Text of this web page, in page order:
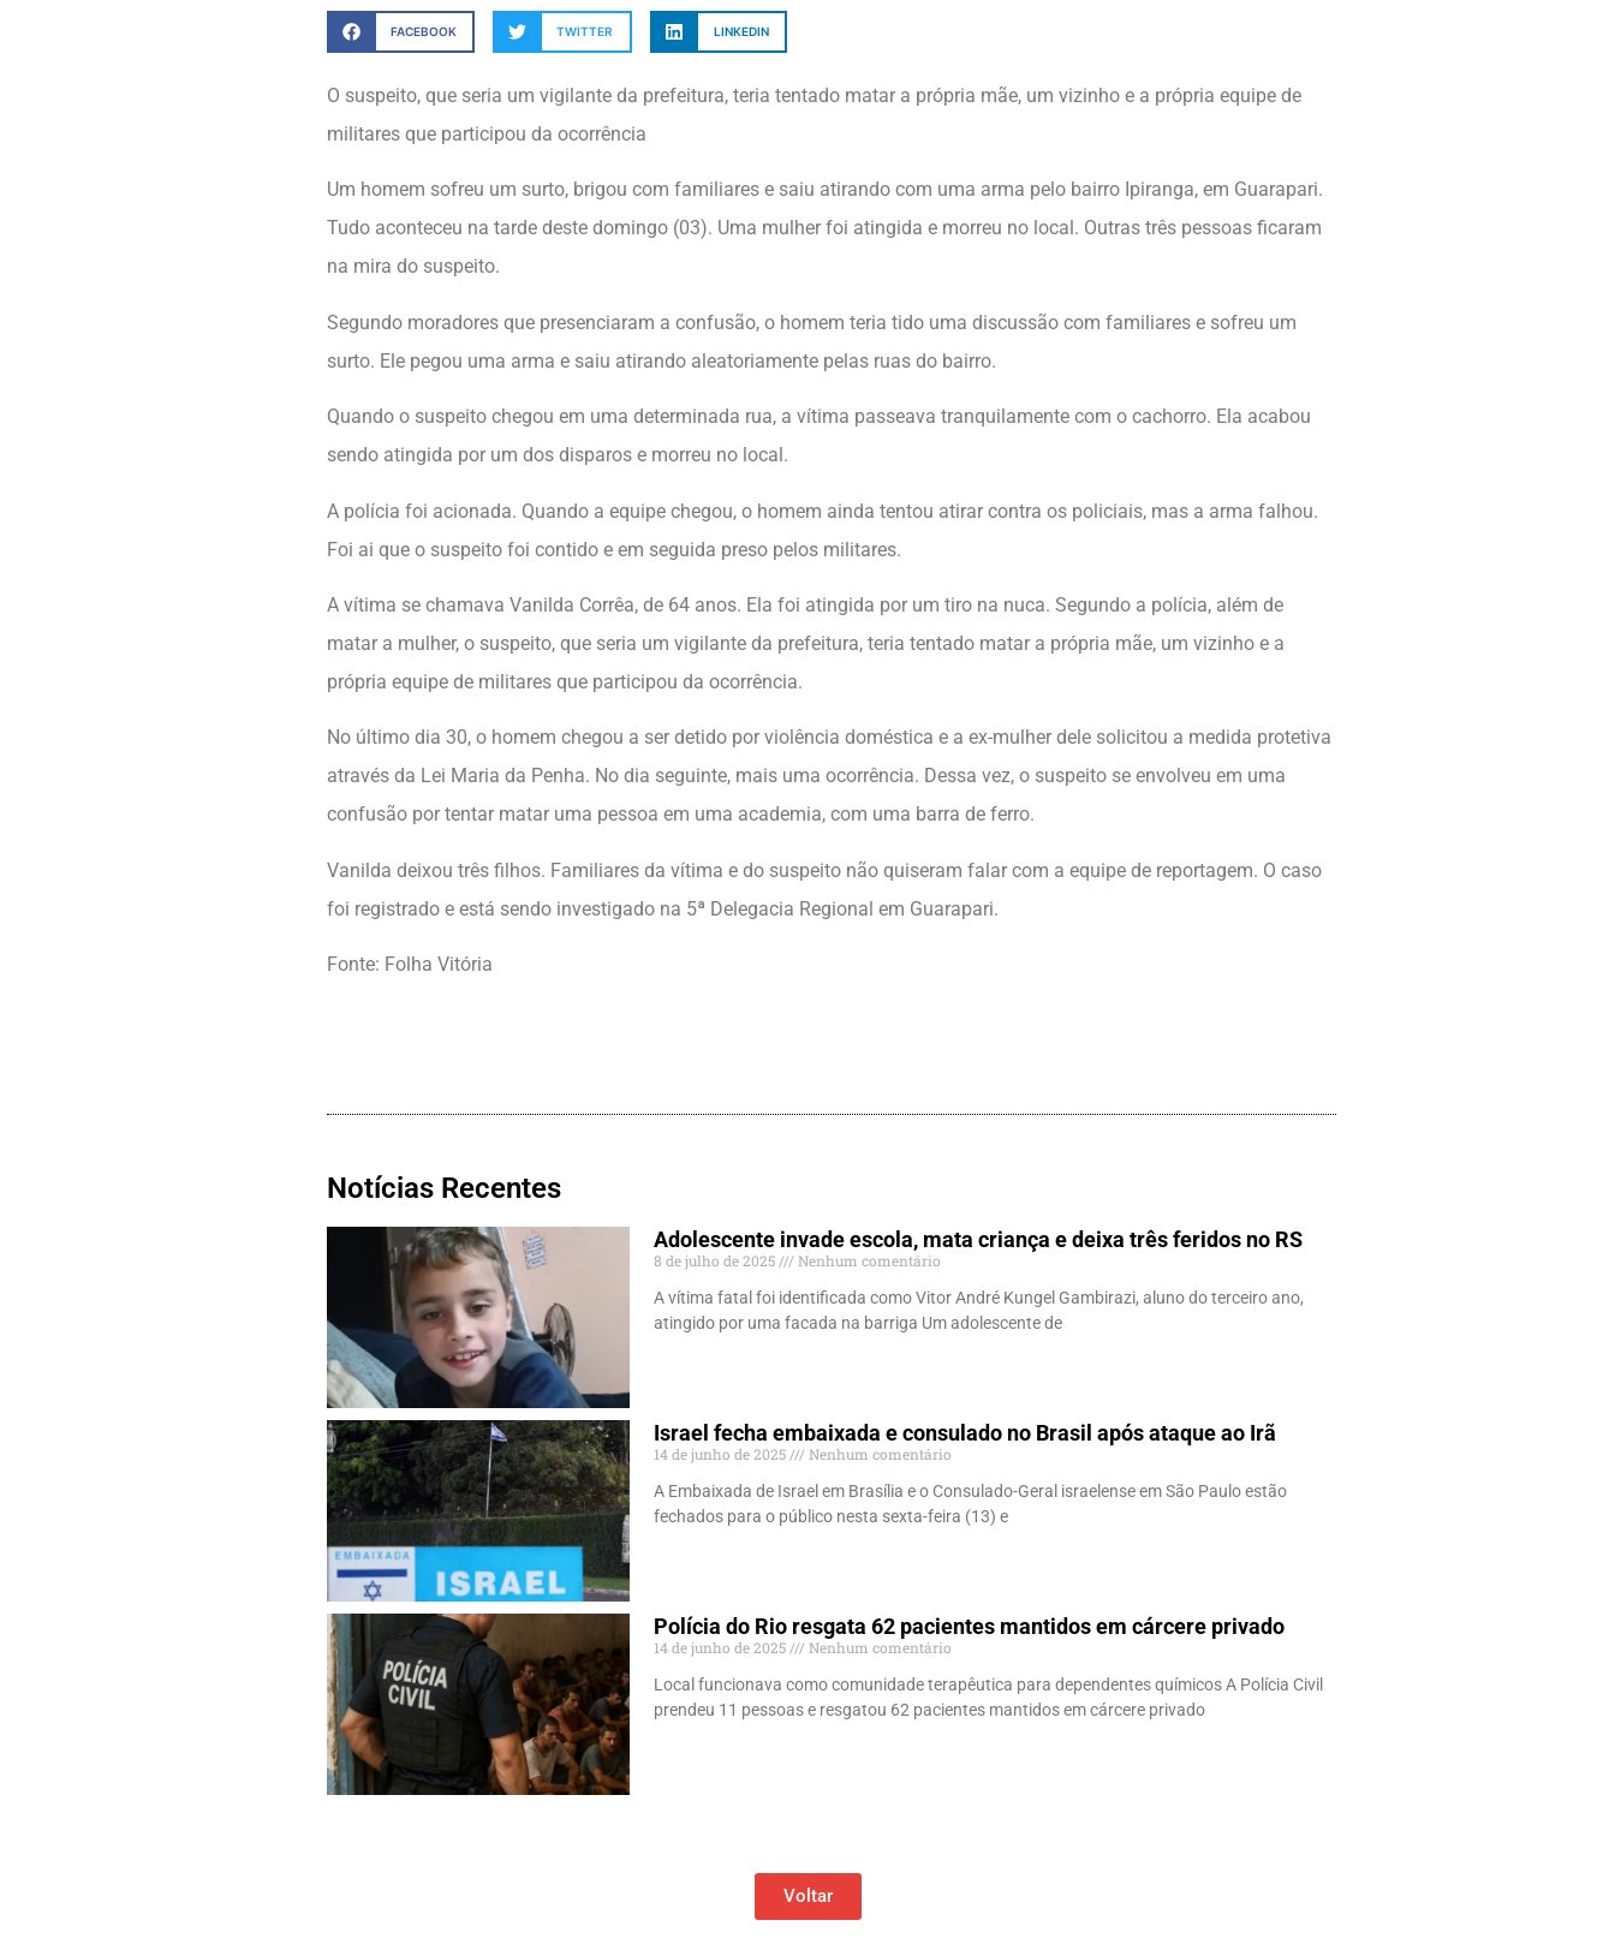
FACEBOOK TWITTER LINKEDIN
O suspeito, que seria um vigilante da prefeitura, teria tentado matar a própria mãe, um vizinho e a própria equipe de
militares que participou da ocorrência
Um homem sofreu um surto, brigou com familiares e saiu atirando com uma arma pelo bairro Ipiranga, em Guarapari.
Tudo aconteceu na tarde deste domingo (03). Uma mulher foi atingida e morreu no local. Outras três pessoas ficaram
na mira do suspeito.
Segundo moradores que presenciaram a confusão, o homem teria tido uma discussão com familiares e sofreu um
surto. Ele pegou uma arma e saiu atirando aleatoriamente pelas ruas do bairro.
Quando o suspeito chegou em uma determinada rua, a vítima passeava tranquilamente com o cachorro. Ela acabou
sendo atingida por um dos disparos e morreu no local.
A polícia foi acionada. Quando a equipe chegou, o homem ainda tentou atirar contra os policiais, mas a arma falhou.
Foi ai que o suspeito foi contido e em seguida preso pelos militares.
A vítima se chamava Vanilda Corrêa, de 64 anos. Ela foi atingida por um tiro na nuca. Segundo a polícia, além de
matar a mulher, o suspeito, que seria um vigilante da prefeitura, teria tentado matar a própria mãe, um vizinho e a
própria equipe de militares que participou da ocorrência.
No último dia 30, o homem chegou a ser detido por violência doméstica e a ex-mulher dele solicitou a medida protetiva
através da Lei Maria da Penha. No dia seguinte, mais uma ocorrência. Dessa vez, o suspeito se envolveu em uma
confusão por tentar matar uma pessoa em uma academia, com uma barra de ferro.
Vanilda deixou três filhos. Familiares da vítima e do suspeito não quiseram falar com a equipe de reportagem. O caso
foi registrado e está sendo investigado na 5ª Delegacia Regional em Guarapari.
Fonte: Folha Vitória
Notícias Recentes
Adolescente invade escola, mata criança e deixa três feridos no RS
8 de julho de 2025
Nenhum comentário
A vítima fatal foi identificada como Vitor André Kungel Gambirazi, aluno do terceiro ano,
atingido por uma facada na barriga Um adolescente de
Israel fecha embaixada e consulado no Brasil após ataque ao Irã
14 de junho de 2025
Nenhum comentário
A Embaixada de Israel em Brasília e o Consulado-Geral israelense em São Paulo estão
fechados para o público nesta sexta-feira (13) e
Polícia do Rio resgata 62 pacientes mantidos em cárcere privado
14 de junho de 2025
Nenhum comentário
Local funcionava como comunidade terapêutica para dependentes químicos A Polícia Civil
prendeu 11 pessoas e resgatou 62 pacientes mantidos em cárcere privado
Voltar